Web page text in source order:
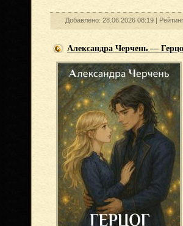
Добавлено: 28.06.2026 08:19 |
Александра Черчень —